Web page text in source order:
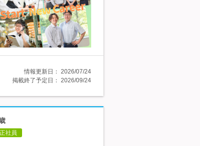
情報更新日： 2026/07/24
掲載終了予定日： 2026/09/24
正社員